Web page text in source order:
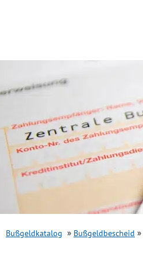
Bußgeldkatalog Bußgeldbescheid